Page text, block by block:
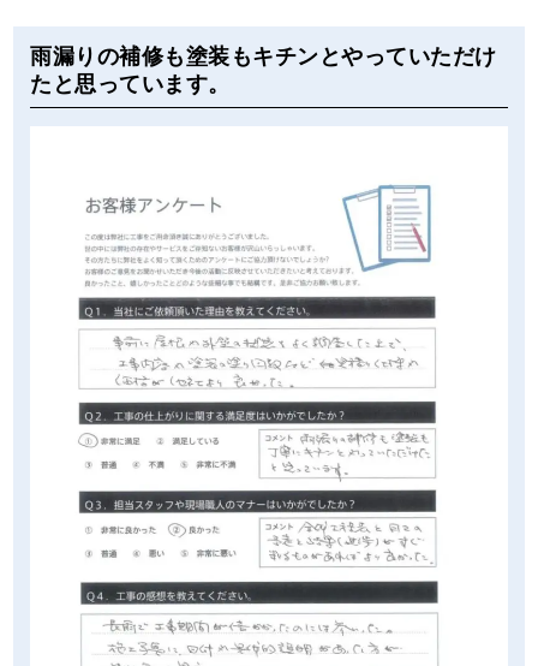
雨漏りの補修も塗装もキチンとやっていただけ
たと思っています。